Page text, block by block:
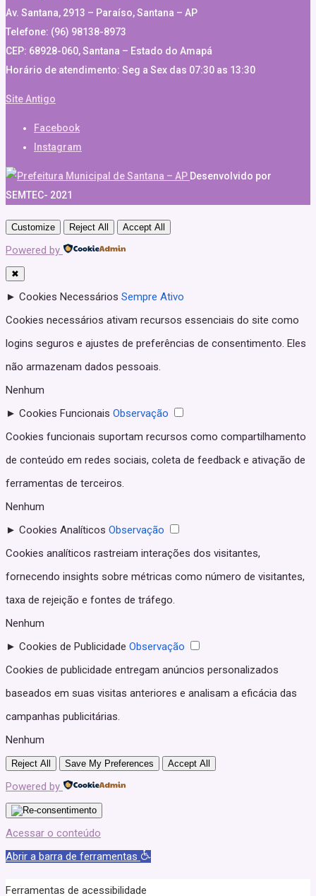
Av. Santana, 2913 – Paraíso, Santana – AP
Telefone: (96) 98138-8973
CEP: 68928-060, Santana – Estado do Amapá
Horário de atendimento: Seg a Sex das 07:30 as 13:30
Site Antigo
Facebook
Instagram
Desenvolvido por
SEMTEC- 2021
Customize Reject All Accept All
Powered by
✖
► Cookies Necessários Sempre Ativo
Cookies necessários ativam recursos essenciais do site como
logins seguros e ajustes de preferências de consentimento. Eles
não armazenam dados pessoais.
Nenhum
► Cookies Funcionais Observação
Cookies funcionais suportam recursos como compartilhamento
de conteúdo em redes sociais, coleta de feedback e ativação de
ferramentas de terceiros.
Nenhum
► Cookies Analíticos Observação
Cookies analíticos rastreiam interações dos visitantes,
fornecendo insights sobre métricas como número de visitantes,
taxa de rejeição e fontes de tráfego.
Nenhum
► Cookies de Publicidade Observação
Cookies de publicidade entregam anúncios personalizados
baseados em suas visitas anteriores e analisam a eficácia das
campanhas publicitárias.
Nenhum
Reject All Save My Preferences Accept All
Powered by
Acessar o conteúdo
Abrir a barra de ferramentas
Ferramentas de acessibilidade